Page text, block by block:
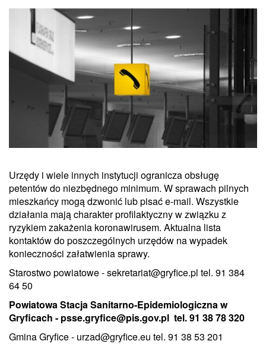
Urzędy i wiele innych instytucji ogranicza obsługę
petentów do niezbędnego minimum. W sprawach pilnych
mieszkańcy mogą dzwonić lub pisać e-mail. Wszystkie
działania mają charakter profilaktyczny w związku z
ryzykiem zakażenia koronawirusem. Aktualna lista
kontaktów do poszczególnych urzędów na wypadek
konieczności załatwienia sprawy.
Starostwo powiatowe - sekretariat@gryfice.pl tel. 91 384
64 50
Powiatowa Stacja Sanitarno-Epidemiologiczna w
Gryficach - psse.gryfice@pis.gov.pl tel. 91 38 78 320
Gmina Gryfice - urzad@gryfice.eu tel. 91 38 53 201